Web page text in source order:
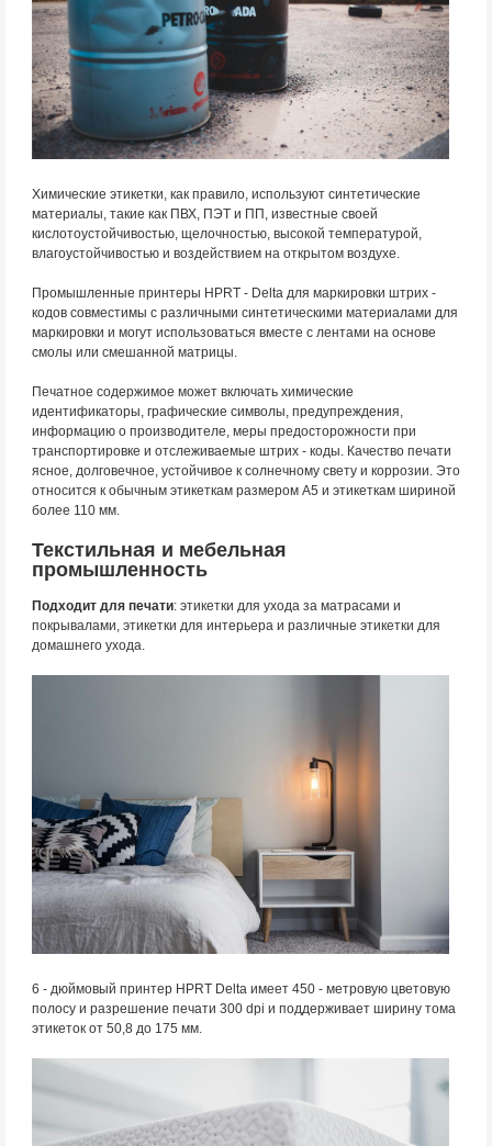
Химические этикетки, как правило, используют синтетические
материалы, такие как ПВХ, ПЭТ и ПП, известные своей
кислотоустойчивостью, щелочностью, высокой температурой,
влагоустойчивостью и воздействием на открытом воздухе.
Промышленные принтеры HPRT - Delta для маркировки штрих -
кодов совместимы с различными синтетическими материалами для
маркировки и могут использоваться вместе с лентами на основе
смолы или смешанной матрицы.
Печатное содержимое может включать химические
идентификаторы, графические символы, предупреждения,
информацию о производителе, меры предосторожности при
транспортировке и отслеживаемые штрих - коды. Качество печати
ясное, долговечное, устойчивое к солнечному свету и коррозии. Это
относится к обычным этикеткам размером A5 и этикеткам шириной
более 110 мм.
Текстильная и мебельная
промышленность
Подходит для печати: этикетки для ухода за матрасами и
покрывалами, этикетки для интерьера и различные этикетки для
домашнего ухода.
6 - дюймовый принтер HPRT Delta имеет 450 - метровую цветовую
полосу и разрешение печати 300 dpi и поддерживает ширину тома
этикеток от 50,8 до 175 мм.